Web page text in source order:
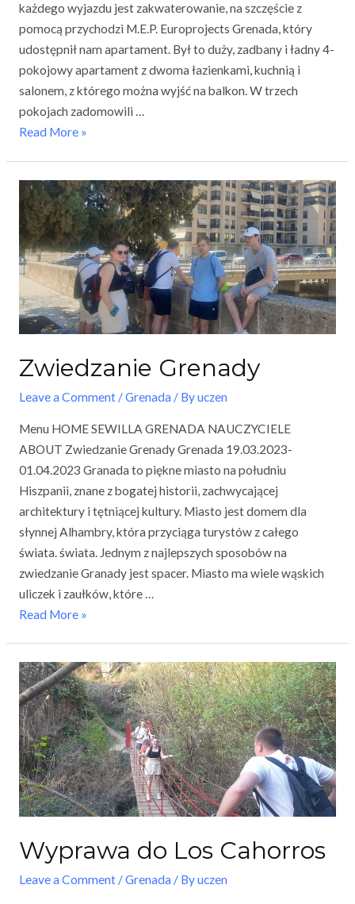
każdego wyjazdu jest zakwaterowanie, na szczęście z
pomocą przychodzi M.E.P. Europrojects Grenada, który
udostępnił nam apartament. Był to duży, zadbany i ładny 4-
pokojowy apartament z dwoma łazienkami, kuchnią i
salonem, z którego można wyjść na balkon. W trzech
pokojach zadomowili …
Read More »
Zwiedzanie Grenady
Leave a Comment /Grenada / Byuczen
Menu HOME SEWILLA GRENADA NAUCZYCIELE
ABOUT Zwiedzanie Grenady Grenada 19.03.2023-
01.04.2023 Granada to piękne miasto na południu
Hiszpanii, znane z bogatej historii, zachwycającej
architektury i tętniącej kultury. Miasto jest domem dla
słynnej Alhambry, która przyciąga turystów z całego
świata. świata. Jednym z najlepszych sposobów na
zwiedzanie Granady jest spacer. Miasto ma wiele wąskich
uliczek i zaułków, które …
Read More »
Wyprawa do Los Cahorros
Leave a Comment /Grenada / Byuczen